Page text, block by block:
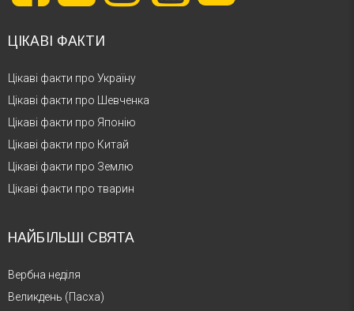
ЦІКАВІ ФАКТИ
Цікаві факти про Україну
Цікаві факти про Шевченка
Цікаві факти про Японію
Цікаві факти про Китай
Цікаві факти про Землю
Цікаві факти про тварин
НАЙБІЛЬШІ СВЯТА
Вербна неділя
Великдень (Пасха)